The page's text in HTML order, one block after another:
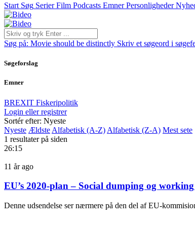
Start Søg Serier Film Podcasts Emner Personligheder
Søg på: Movie should be distinctly Skriv et søgeord i
Søgeforslag
Emner
BREXIT Fiskeripolitik
Login eller registrer
Sortér efter: Nyeste
Nyeste Ældste Alfabetisk (A-Z) Alfabetisk (Z-A) Mest sete
1 resultater på siden
26:15
11 år ago
EU’s 2020-plan – Social dumping og
Denne udsendelse ser nærmere på den del af EU-